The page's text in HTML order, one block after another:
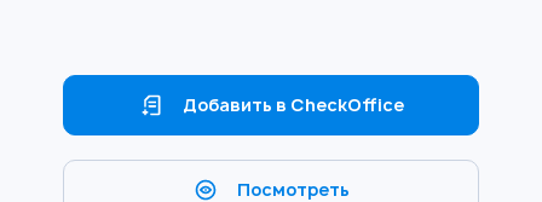
Добавить в CheckOffice
Посмотреть